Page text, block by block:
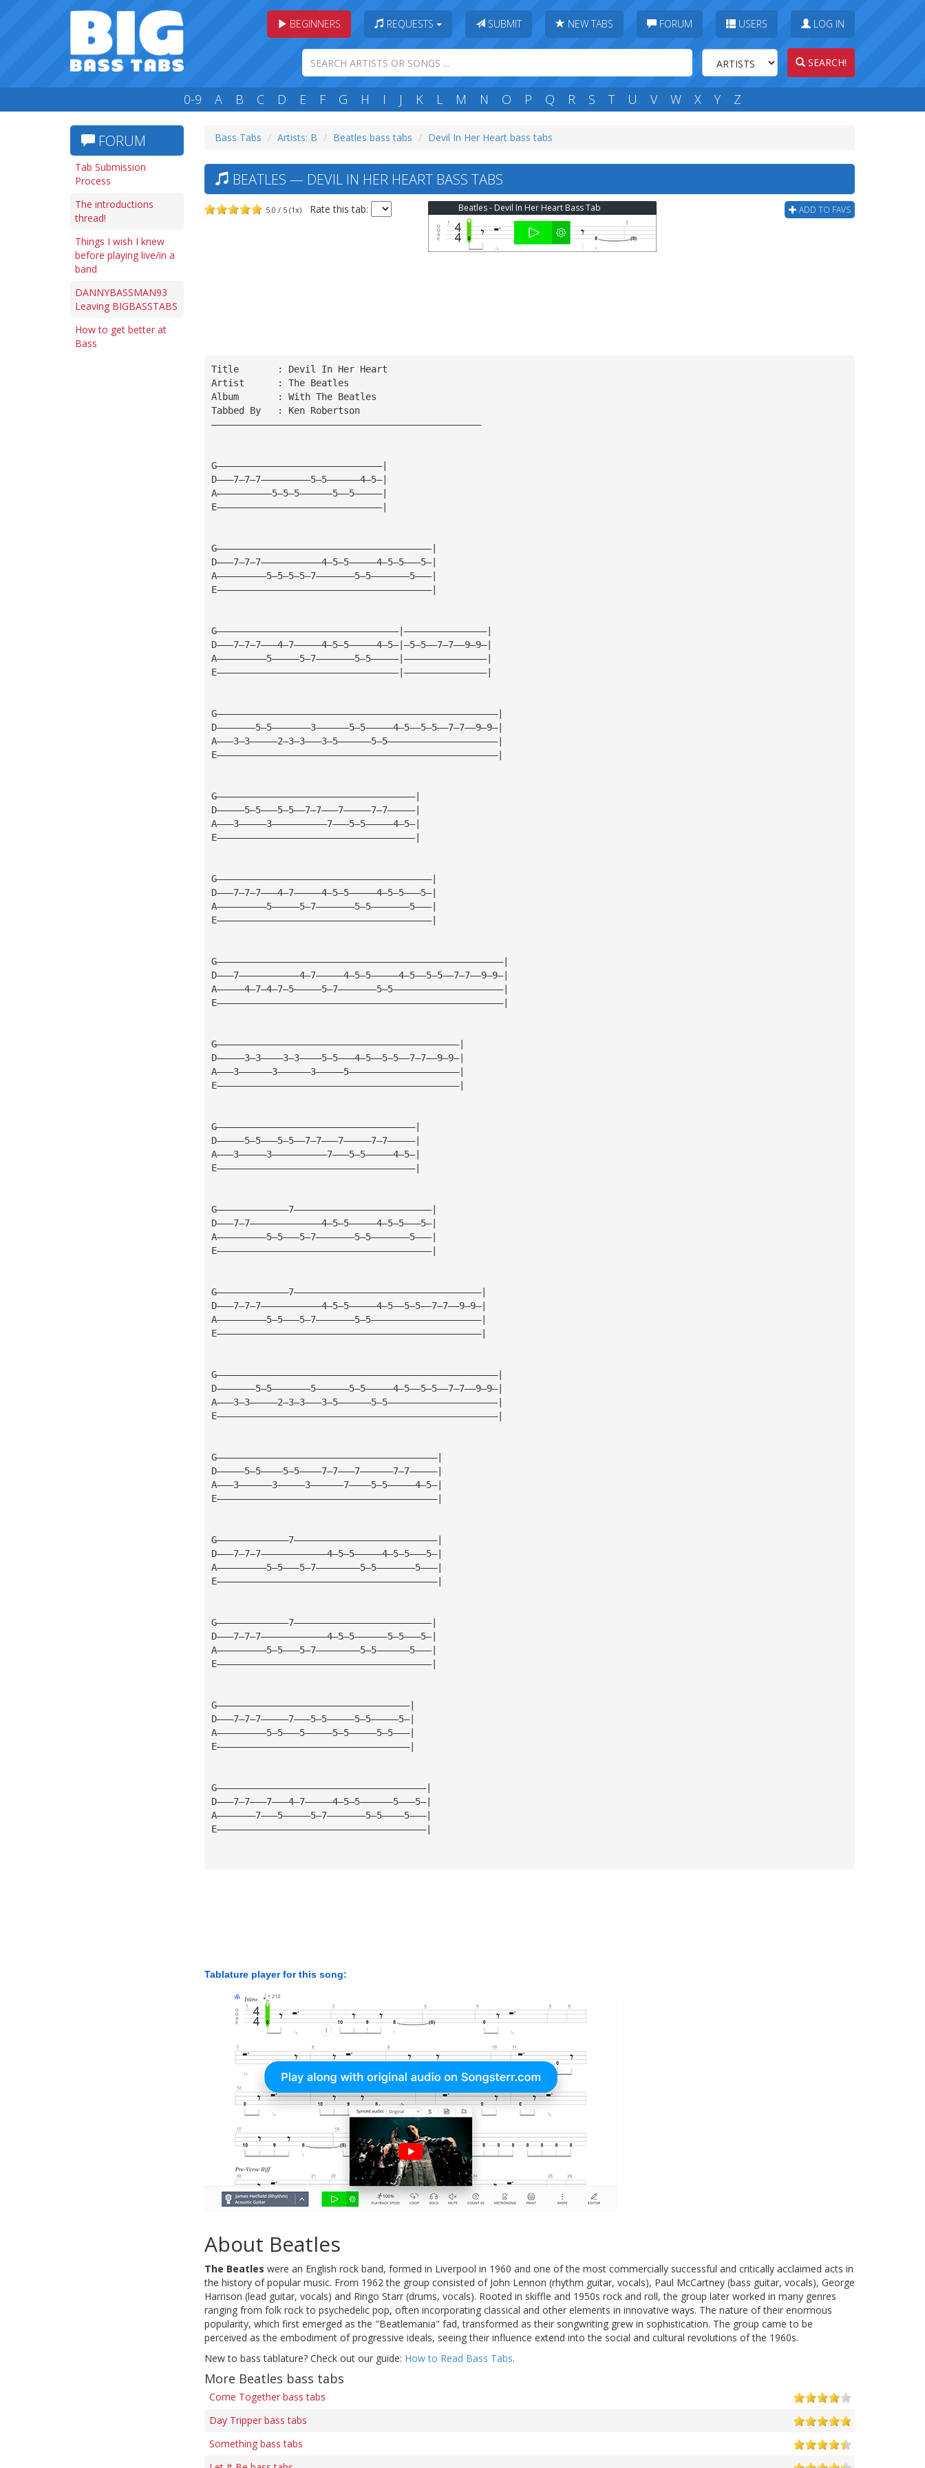
BEGINNERS REQUESTS SUBMIT NEW TABS FORUM USERS LOG IN
SEARCH!
0-9 A B C D E F G H I J K L M N O P Q R S T U V W X Y Z
FORUM
Tab Submission
Process
The introductions
thread!
Things I wish I knew
before playing live/in a
band
DANNYBASSMAN93
Leaving BIGBASSTABS
How to get better at
Bass
Bass Tabs Artists: B Beatles bass tabs Devil In Her Heart bass tabs
BEATLES — DEVIL IN HER HEART BASS TABS
5.0 / 5 (1x) Rate this tab: ADD TO FAVS
Beatles - Devil In Her Heart Bass Tab
Title       : Devil In Her Heart
Artist      : The Beatles
Album       : With The Beatles
Tabbed By   : Ken Robertson
—————————————————————————————————————————————————
G——————————————————————————————|
D———7—7—7—————————5—5——————4—5—|
A——————————5—5—5——————5——5—————|
E——————————————————————————————|
G———————————————————————————————————————|
D———7—7—7———————————4—5—5—————4—5—5———5—|
A—————————5—5—5—5—7———————5—5———————5———|
E———————————————————————————————————————|
G—————————————————————————————————|———————————————|
D———7—7—7———4—7—————4—5—5—————4—5—|—5—5——7—7——9—9—|
A—————————5—————5—7———————5—5—————|———————————————|
E—————————————————————————————————|———————————————|
G———————————————————————————————————————————————————|
D———————5—5———————3——————5—5—————4—5——5—5——7—7——9—9—|
A———3—3—————2—3—3———3—5——————5—5————————————————————|
E———————————————————————————————————————————————————|
G————————————————————————————————————|
D—————5—5———5—5——7—7———7—————7—7—————|
A———3—————3——————————7———5—5—————4—5—|
E————————————————————————————————————|
G———————————————————————————————————————|
D———7—7—7———4—7—————4—5—5—————4—5—5———5—|
A—————————5—————5—7———————5—5———————5———|
E———————————————————————————————————————|
G————————————————————————————————————————————————————|
D———7———————————4—7—————4—5—5—————4—5——5—5——7—7——9—9—|
A—————4—7—4—7—5—————5—7———————5—5————————————————————|
E————————————————————————————————————————————————————|
G————————————————————————————————————————————|
D—————3—3————3—3————5—5———4—5——5—5——7—7——9—9—|
A———3——————3——————3—————5————————————————————|
E————————————————————————————————————————————|
G————————————————————————————————————|
D—————5—5———5—5——7—7———7—————7—7—————|
A———3—————3——————————7———5—5—————4—5—|
E————————————————————————————————————|
G—————————————7—————————————————————————|
D———7—7—————————————4—5—5—————4—5—5———5—|
A—————————5—5———5—7———————5—5———————5———|
E———————————————————————————————————————|
G—————————————7——————————————————————————————————|
D———7—7—7———————————4—5—5—————4—5——5—5——7—7——9—9—|
A—————————5—5———5—7———————5—5————————————————————|
E————————————————————————————————————————————————|
G———————————————————————————————————————————————————|
D———————5—5———————5——————5—5—————4—5——5—5——7—7——9—9—|
A———3—3—————2—3—3———3—5——————5—5————————————————————|
E———————————————————————————————————————————————————|
G————————————————————————————————————————|
D—————5—5————5—5————7—7———7——————7—7—————|
A———3——————3—————3——————7————5—5—————4—5—|
E————————————————————————————————————————|
G—————————————7——————————————————————————|
D———7—7—7————————————4—5—5—————4—5—5———5—|
A—————————5—5———5—7————————5—5———————5———|
E————————————————————————————————————————|
G—————————————7—————————————————————————|
D———7—7—7————————————4—5—5——————5—5———5—|
A—————————5—5———5—7————————5—5——————5———|
E———————————————————————————————————————|
G———————————————————————————————————|
D———7—7—7—————7———5—5—————5—5—————5—|
A—————————5—5———5—————5—5—————5—5———|
E———————————————————————————————————|
G——————————————————————————————————————|
D———7—7———7———4—7—————4—5—5——————5———5—|
A———————7———5—————5—7———————5—5————5———|
E——————————————————————————————————————|
Tablature player for this song:
About Beatles
The Beatles were an English rock band, formed in Liverpool in 1960 and one of the most commercially successful and critically acclaimed acts in
the history of popular music. From 1962 the group consisted of John Lennon (rhythm guitar, vocals), Paul McCartney (bass guitar, vocals), George
Harrison (lead guitar, vocals) and Ringo Starr (drums, vocals). Rooted in skiffle and 1950s rock and roll, the group later worked in many genres
ranging from folk rock to psychedelic pop, often incorporating classical and other elements in innovative ways. The nature of their enormous
popularity, which first emerged as the "Beatlemania" fad, transformed as their songwriting grew in sophistication. The group came to be
perceived as the embodiment of progressive ideals, seeing their influence extend into the social and cultural revolutions of the 1960s.
New to bass tablature? Check out our guide: How to Read Bass Tabs.
More Beatles bass tabs
Come Together bass tabs
Day Tripper bass tabs
Something bass tabs